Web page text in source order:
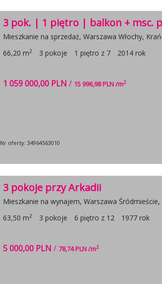
3 pok. | 1 piętro | balkon + msc.
Mieszkanie na sprzedaż, Warszawa Włochy,
66,20 m2 3 pokoje 1 piętro z 7 2014 rok
1 059 000,00 PLN / 15 996,98 PLN /m2
Nr oferty: 34964563010
3 pokoje przy Arkadii
Mieszkanie na wynajem, Warszawa Śródmieście,
63,50 m2 3 pokoje 6 piętro z 12 1977 rok
5 000,00 PLN / 78,74 PLN /m2